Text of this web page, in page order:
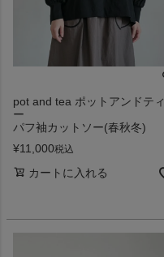
pot and tea ポットアンドティ
ー
パフ袖カットソー(春秋冬)
¥11,000税込
カートに入れる